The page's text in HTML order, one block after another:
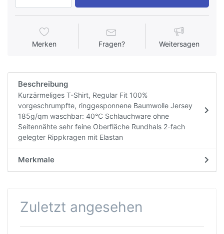
Merken Fragen? Weitersagen
Beschreibung
Kurzärmeliges T-Shirt, Regular Fit 100%
vorgeschrumpfte, ringgesponnene Baumwolle Jersey
185g/qm waschbar: 40°C Schlauchware ohne
Seitennähte sehr feine Oberfläche Rundhals 2-fach
gelegter Rippkragen mit Elastan
Merkmale
Zuletzt angesehen